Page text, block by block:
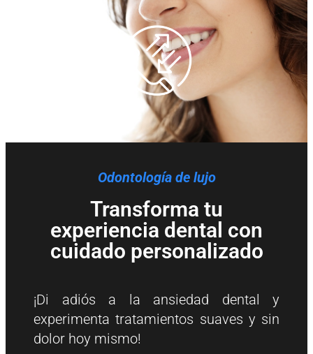
Odontología de lujo
Transforma tu
experiencia dental con
cuidado personalizado
¡Di adiós a la ansiedad dental y
experimenta tratamientos suaves y sin
dolor hoy mismo!